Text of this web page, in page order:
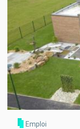
Emploi